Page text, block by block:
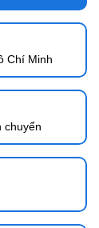
Chí Minh
chuyển